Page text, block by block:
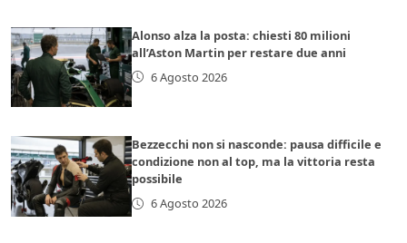
Alonso alza la posta: chiesti 80 milioni
all’Aston Martin per restare due anni
6 Agosto 2026
Bezzecchi non si nasconde: pausa difficile e
condizione non al top, ma la vittoria resta
possibile
6 Agosto 2026